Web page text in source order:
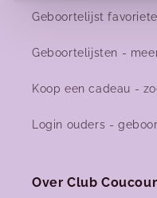
Geboortelijst
Geboortelijsten -
Koop een cadeau -
Login ouders -
Over Club
Nieuwe herfst-